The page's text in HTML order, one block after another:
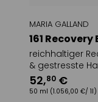
MARIA GALLAND
161
reichhaltiger
& gestresste
52,80 €
50 ml (1.056,00 €/ 1l)